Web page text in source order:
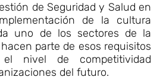
de Seguridad y Salud en
de la cultura
uno de los sectores de la
parte de esos requisitos
nivel de competitividad
del futuro.